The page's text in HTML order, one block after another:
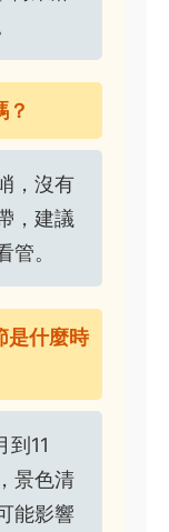
？
，沒有
，建議
。
是什麼時
到11
景色清
能影響